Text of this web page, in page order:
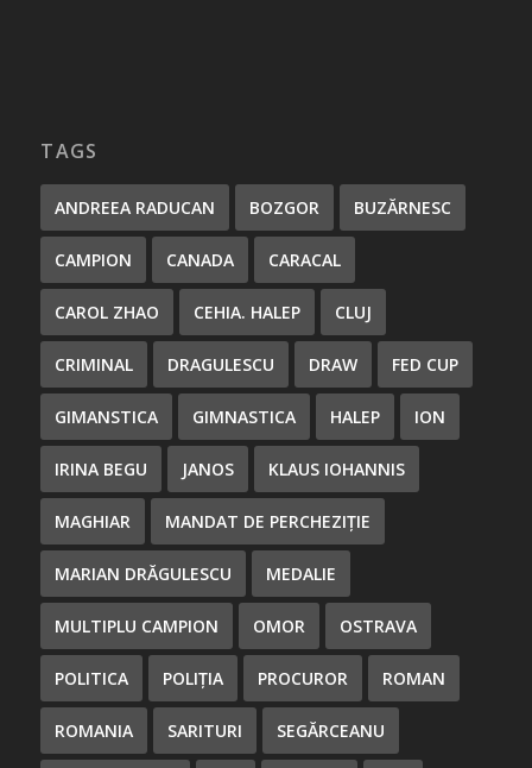
TAGS
ANDREEA RADUCAN BOZGOR BUZĂRNESC
CAMPION CANADA CARACAL
CAROL ZHAO CEHIA. HALEP CLUJ
CRIMINAL DRAGULESCU DRAW FED CUP
GIMANSTICA GIMNASTICA HALEP ION
IRINA BEGU JANOS KLAUS IOHANNIS
MAGHIAR MANDAT DE PERCHEZIȚIE
MARIAN DRĂGULESCU MEDALIE
MULTIPLU CAMPION OMOR OSTRAVA
POLITICA POLIȚIA PROCUROR ROMAN
ROMANIA SARITURI SEGĂRCEANU